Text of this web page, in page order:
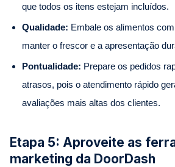
que todos os itens estejam incluídos.
Qualidade: Embale os alimentos
manter o frescor e a apresentação
Pontualidade: Prepare os pedidos
atrasos, pois o atendimento rápido
avaliações mais altas dos clientes.
Etapa 5: Aproveite as
marketing da DoorDash